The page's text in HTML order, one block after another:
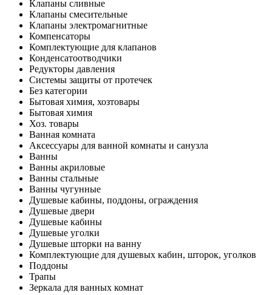
Клапаны сливные
Клапаны смесительные
Клапаны электромагнитные
Компенсаторы
Комплектующие для клапанов
Конденсатоотводчики
Редукторы давления
Системы защиты от протечек
Без категории
Бытовая химия, хозтовары
Бытовая химия
Хоз. товары
Ванная комната
Аксессуары для ванной комнаты и санузла
Ванны
Ванны акриловые
Ванны стальные
Ванны чугунные
Душевые кабины, поддоны, ограждения
Душевые двери
Душевые кабины
Душевые уголки
Душевые шторки на ванну
Комплектующие для душевых кабин, шторок, уголков
Поддоны
Трапы
Зеркала для ванных комнат